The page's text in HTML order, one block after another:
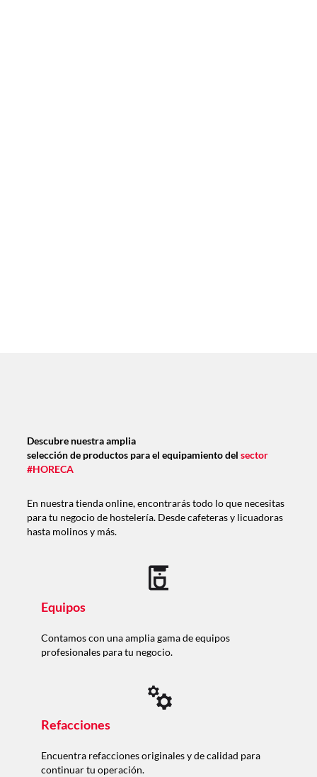
Descubre nuestra amplia
selección de productos para el equipamiento del sector
#HORECA
En nuestra tienda online, encontrarás todo lo que necesitas
para tu negocio de hostelería. Desde cafeteras y licuadoras
hasta molinos y más.
Equipos
Contamos con una amplia gama de equipos
profesionales para tu negocio.
Refacciones
Encuentra refacciones originales y de calidad para
continuar tu operación.